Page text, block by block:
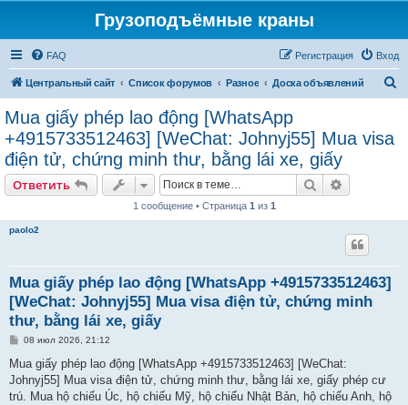
Грузоподъёмные краны
FAQ Вход
Регистрация
Центральный сайт Список форумов Разное Доска объявлений
Mua giấy phép lao động [WhatsApp
+4915733512463] [WeChat: Johnyj55] Mua visa
điện tử, chứng minh thư, bằng lái xe, giấy
Ответить Поиск
1 сообщение • Страница 1 из 1
paolo2
Mua giấy phép lao động [WhatsApp +4915733512463]
[WeChat: Johnyj55] Mua visa điện tử, chứng minh
thư, bằng lái xe, giấy
С
о
щ
е
08 июл 2026, 21:12
Mua giấy phép lao động [WhatsApp +4915733512463] [WeChat:
Johnyj55] Mua visa điện tử, chứng minh thư, bằng lái xe, giấy phép cư
trú. Mua hộ chiếu Úc, hộ chiếu Mỹ, hộ chiếu Nhật Bản, hộ chiếu Anh, hộ